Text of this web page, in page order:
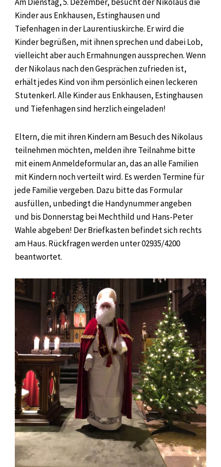
Kinder aus Enkhausen, Estinghausen und
Tiefenhagen in der Laurentiuskirche. Er wird die
Kinder begrüßen, mit ihnen sprechen und dabei Lob,
vielleicht aber auch Ermahnungen aussprechen. Wenn
der Nikolaus nach den Gesprächen zufrieden ist,
erhält jedes Kind von ihm persönlich einen leckeren
Stutenkerl. Alle Kinder aus Enkhausen, Estinghausen
und Tiefenhagen sind herzlich eingeladen!
Eltern, die mit ihren Kindern am Besuch des Nikolaus
teilnehmen möchten, melden ihre Teilnahme bitte
mit einem Anmeldeformular an, das an alle Familien
mit Kindern noch verteilt wird. Es werden Termine für
jede Familie vergeben. Dazu bitte das Formular
ausfüllen, unbedingt die Handynummer angeben
und bis Donnerstag bei Mechthild und Hans-Peter
Wahle abgeben! Der Briefkasten befindet sich rechts
am Haus. Rückfragen werden unter 02935/4200
beantwortet.